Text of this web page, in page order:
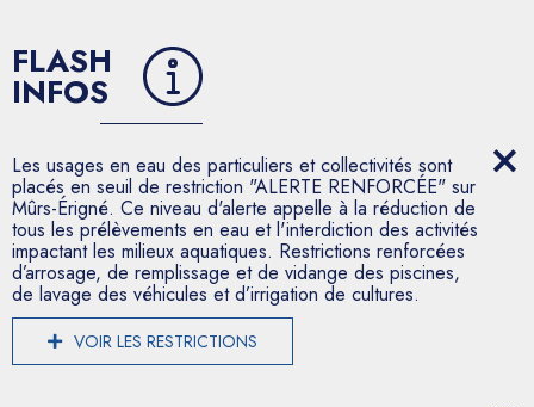
FLASH
INFOS
Les usages en eau des particuliers et collectivités sont
placés en seuil de restriction "ALERTE RENFORCÉE" sur
Mûrs-Érigné. Ce niveau d'alerte appelle à la réduction de
tous les prélèvements en eau et l'interdiction des activités
impactant les milieux aquatiques. Restrictions renforcées
d’arrosage, de remplissage et de vidange des piscines,
de lavage des véhicules et d’irrigation de cultures.
VOIR LES RESTRICTIONS